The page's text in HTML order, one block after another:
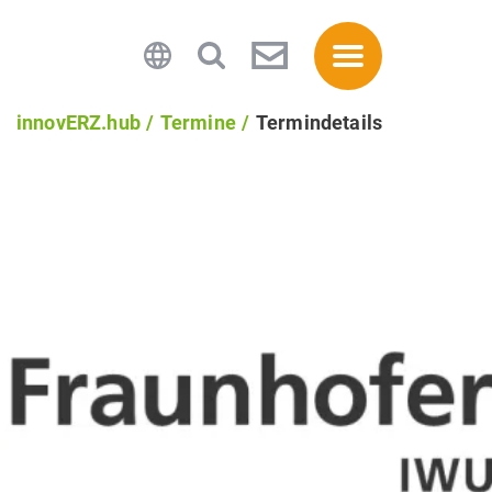
innovERZ.hub Termine Termindetails